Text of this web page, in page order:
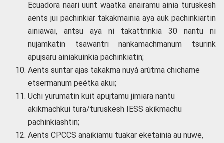
Ecuadora naari uunt waatka anairamu ainia turuskesh
aents jui pachinkiar takakmainia aya auk pachinkiartin
ainiawai, antsu aya ni takattrinkia 30 nantu ni
nujamkatin tsawantri nankamachmanum tsurink
apujsaru ainiakuinkia pachinkiatin;
Aents suntar ajas takakma nuyá arútma chichame
etsermanum peétka akui;
Uchi yurumatin kuit apujtamu jimiara nantu
akikmachkui tura/turuskesh IESS akikmachu
pachinkiashtin;
Aents CPCCS anaikiamu tuakar eketainia au nuwe,